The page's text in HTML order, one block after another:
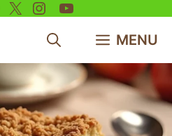
X Instagram
YouTube
MENU